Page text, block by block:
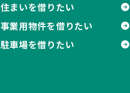
住まいを借りたい
事業用物件を借りたい
駐車場を借りたい